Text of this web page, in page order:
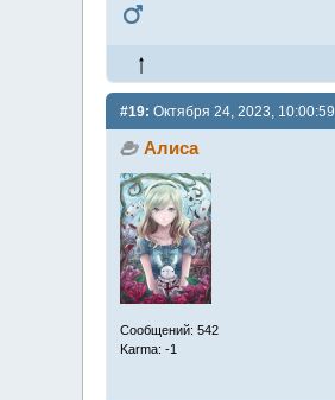
#19: Октября 24, 2023, 10:00:59
Алиса
Сообщений: 542
Karma: -1